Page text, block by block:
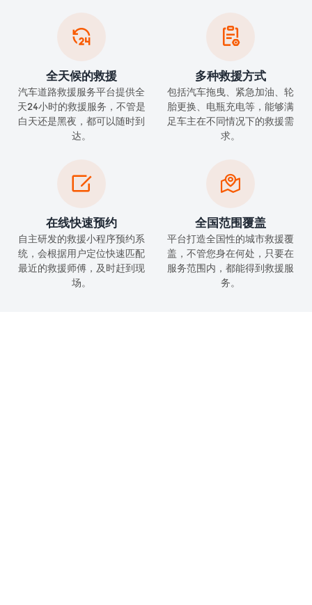

全天候的救援
汽车道路救援服务平台提供全
天24小时的救援服务，不管是
白天还是黑夜，都可以随时到
达。

多种救援方式
包括汽车拖曳、紧急加油、轮
胎更换、电瓶充电等，能够满
足车主在不同情况下的救援需
求。

在线快速预约
自主研发的救援小程序预约系
统，会根据用户定位快速匹配
最近的救援师傅，及时赶到现
场。

全国范围覆盖
平台打造全国性的城市救援覆
盖，不管您身在何处，只要在
服务范围内，都能得到救援服
务。